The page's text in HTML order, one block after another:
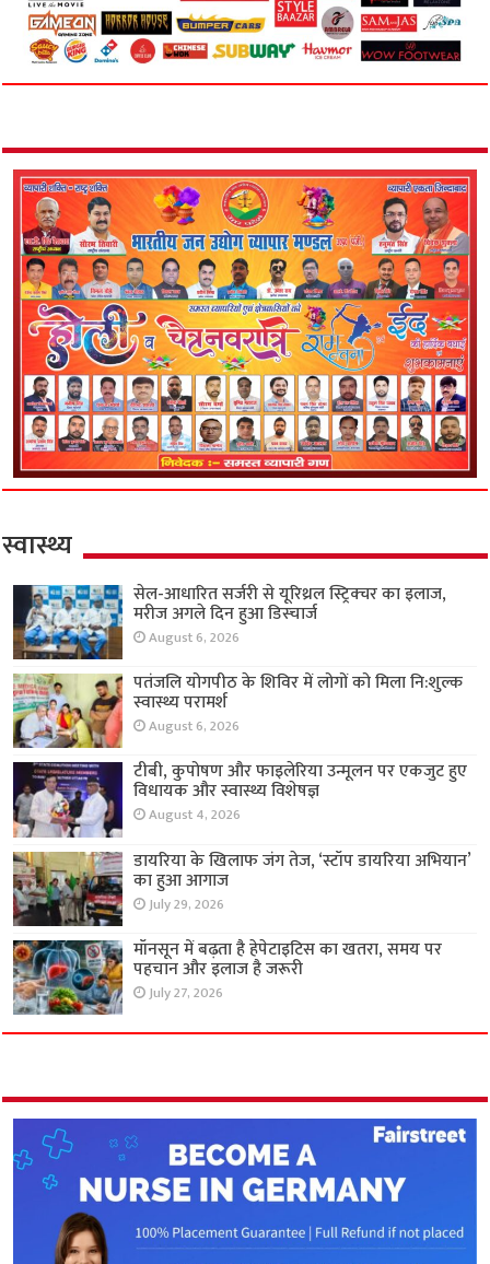
स्वास्थ्य
सेल-आधारित सर्जरी से यूरिथ्रल स्ट्रिक्चर का इलाज,
मरीज अगले दिन हुआ डिस्चार्ज
August 6, 2026
पतंजलि योगपीठ के शिविर में लोगों को मिला नि:शुल्क
स्वास्थ्य परामर्श
August 6, 2026
टीबी, कुपोषण और फाइलेरिया उन्मूलन पर एकजुट हुए
विधायक और स्वास्थ्य विशेषज्ञ
August 4, 2026
डायरिया के खिलाफ जंग तेज, ‘स्टॉप डायरिया अभियान’
का हुआ आगाज
July 29, 2026
मॉनसून में बढ़ता है हेपेटाइटिस का खतरा, समय पर
पहचान और इलाज है जरूरी
July 27, 2026